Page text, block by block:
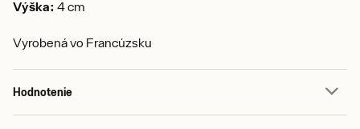
Výška: 4 cm
Vyrobená vo Francúzsku
Hodnotenie